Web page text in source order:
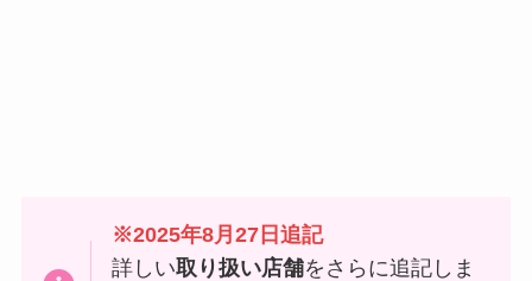
※2025年8月27日追記
詳しい取り扱い店舗をさらに追記しま